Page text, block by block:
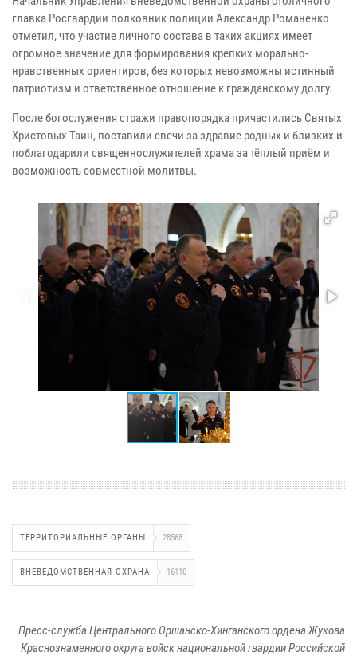
главка Росгвардии полковник полиции Александр Романенко
отметил, что участие личного состава в таких акциях имеет
огромное значение для формирования крепких морально-
нравственных ориентиров, без которых невозможны истинный
патриотизм и ответственное отношение к гражданскому долгу.
После богослужения стражи правопорядка причастились Святых
Христовых Таин, поставили свечи за здравие родных и близких и
поблагодарили священнослужителей храма за тёплый приём и
возможность совместной молитвы.
ТЕРРИТОРИАЛЬНЫЕ ОРГАНЫ 28568
ВНЕВЕДОМСТВЕННАЯ ОХРАНА 16110
Пресс-служба Центрального Оршанско-Хинганского ордена Жукова
Краснознаменного округа войск национальной гвардии Российской